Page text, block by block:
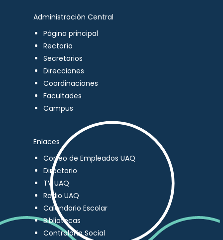
Administración Central
Página principal
Rectoría
Secretarios
Direcciones
Coordinaciones
Facultades
Campus
Enlaces
Correo de Empleados UAQ
Directorio
TV UAQ
Radio UAQ
Calendario Escolar
Bibliotecas
Contraloría Social